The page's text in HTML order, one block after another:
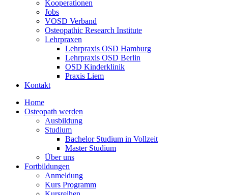
Kooperationen
Jobs
VOSD Verband
Osteopathic Research Institute
Lehrpraxen
Lehrpraxis OSD Hamburg
Lehrpraxis OSD Berlin
OSD Kinderklinik
Praxis Liem
Kontakt
Home
Osteopath werden
Ausbildung
Studium
Bachelor Studium in Vollzeit
Master Studium
Über uns
Fortbildungen
Anmeldung
Kurs Programm